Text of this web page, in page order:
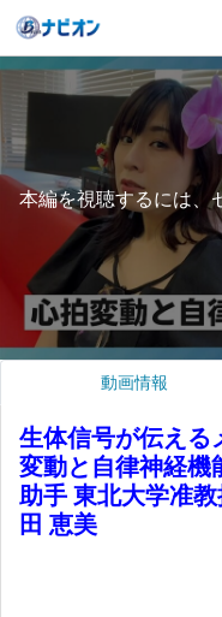
本編を視聴するには、
動画情報
生体信号が伝える
変動と自律神経
助手 東北大学准
田 恵美